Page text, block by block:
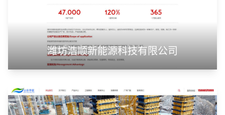
潍坊浩顺新能源科技有限公司